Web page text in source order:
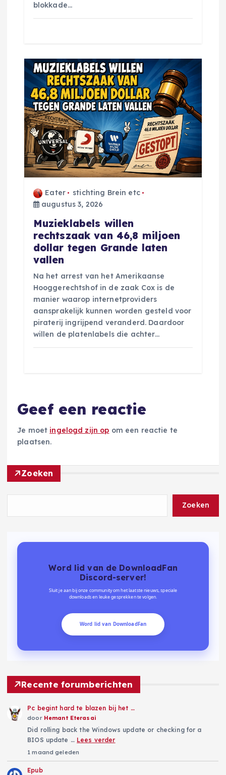
blokkade…
Eater
stichting Brein etc
augustus 3, 2026
Muzieklabels willen
rechtszaak van 46,8 miljoen
dollar tegen Grande laten
vallen
Na het arrest van het Amerikaanse
Hooggerechtshof in de zaak Cox is de
manier waarop internetproviders
aansprakelijk kunnen worden gesteld voor
piraterij ingrijpend veranderd. Daardoor
willen de platenlabels die achter…
Geef een reactie
Je moet ingelogd zijn op om een reactie te
plaatsen.
Zoeken
Zoeken
Word lid van de DownloadFan
Discord-server!
Sluit je aan bij onze community om het laatste nieuws, speciale
downloads en leuke gesprekken te volgen.
Word lid van DownloadFan
Recente forumberichten
Pc begint hard te blazen bij het …
door Hemant Eterasai
Did rolling back the Windows update or checking for a
BIOS update … Lees verder
1 maand geleden
Epub